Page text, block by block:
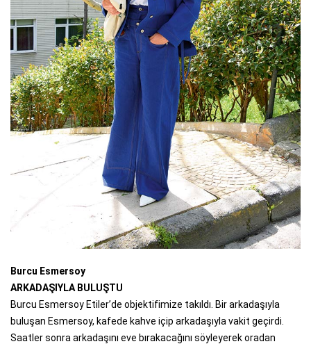
Burcu Esmersoy
ARKADAŞIYLA BULUŞTU
Burcu Esmersoy Etiler’de objektifimize takıldı. Bir arkadaşıyla
buluşan Esmersoy, kafede kahve içip arkadaşıyla vakit geçirdi.
Saatler sonra arkadaşını eve bırakacağını söyleyerek oradan